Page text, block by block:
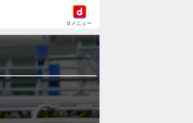
dメニュー